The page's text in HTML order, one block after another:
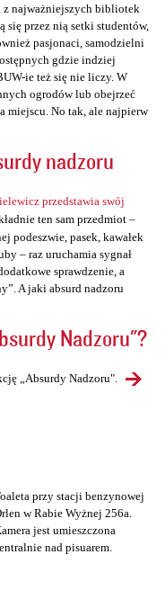
z najważniejszych bibliotek
przez nią setki studentów,
pasjonaci, samodzielni
gdzie indziej
ie też się nie liczy. W
ogrodów lub obejrzeć
miejscu. No tak, ale najpierw
nadzoru
przedstawia swój
ten sam przedmiot –
podeszwie, pasek, kawałek
– raz uruchamia sygnał
sprawdzenie, a
A jaki absurd nadzoru
Nadzoru"?
„Absurdy Nadzoru".
przy stacji benzynowej
w Rabie Wyżnej 256a.
jest umieszczona
nad pisuarem.